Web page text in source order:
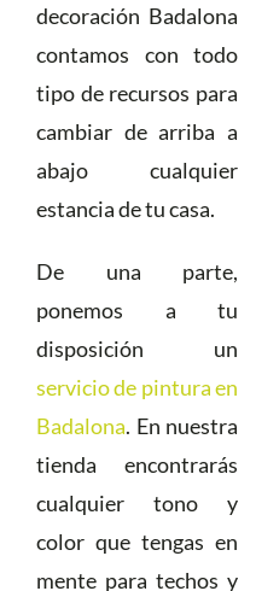
decoración Badalona
contamos con todo
tipo de recursos para
cambiar de arriba a
abajo cualquier
estancia de tu casa.
De una parte,
ponemos a tu
disposición un
servicio de pintura en
Badalona. En nuestra
tienda encontrarás
cualquier tono y
color que tengas en
mente para techos y